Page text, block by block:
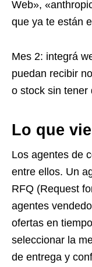
Web»,
que ya te están
Mes 2: integrá
puedan recibir
o stock sin tener
Lo que
Los agentes de
entre ellos. Un
RFQ (Request
agentes
ofertas en
seleccionar la
de entrega y